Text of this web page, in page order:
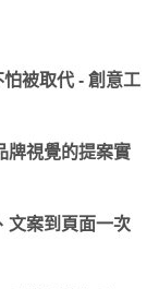
怕被取代 - 創意工
牌視覺的提案實
文案到頁面一次